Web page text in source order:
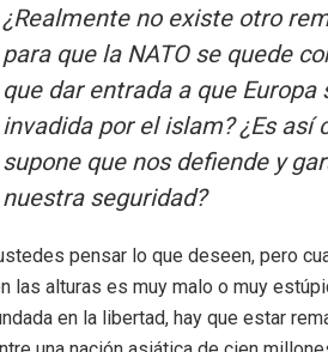
¿Realmente no existe otro
para que la NATO se quede
que dar entrada a que Europa
invadida por el islam? ¿Es así
supone que nos defiende y
nuestra seguridad?
pensar lo que deseen, pero
las alturas es muy malo o muy
en la libertad, hay que estar